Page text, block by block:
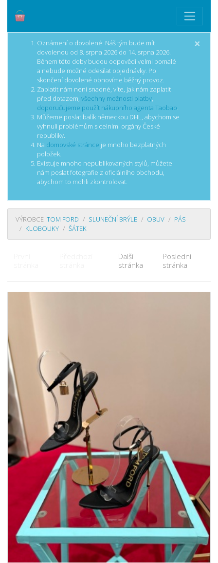
Oznámení o dovolené: Náš tým bude mít
dovolenou od 8. srpna 2026 do 14. srpna 2026.
Během této doby budou odpovědi velmi pomalé
a nebude možné odesílat objednávky. Po
skončení dovolené obnovíme běžný provoz.
Zaplatit nám není snadné, víte, jak nám zaplatit
před dotazem, všechny možnosti platby,
doporučujeme použít nákupního agenta Taobao.
Můžeme poslat balík německou DHL, abychom se
vyhnuli problémům s celními orgány České
republiky.
Na domovské stránce je mnoho bezplatných
položek.
Existuje mnoho nepublikovaných stylů, můžete
nám poslat fotografie z oficiálního obchodu,
abychom to mohli zkontrolovat.
×
VÝROBCE :TOM FORD SLUNEČNÍ BRÝLE OBUV
PÁS
KLOBOUKY
ŠÁTEK
Další
stránka
Poslední
stránka